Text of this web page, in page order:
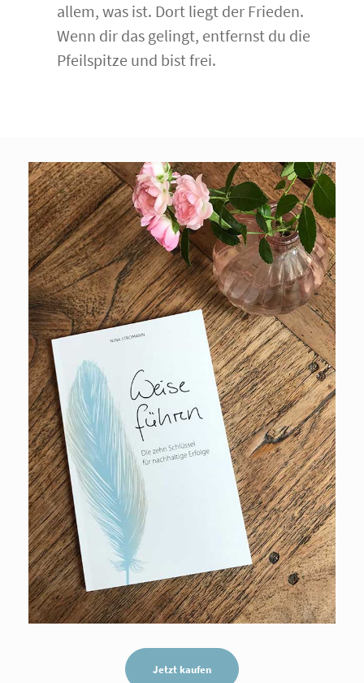
allem, was ist. Dort liegt der Frieden.
Wenn dir das gelingt, entfernst du die
Pfeilspitze und bist frei.
Jetzt kaufen